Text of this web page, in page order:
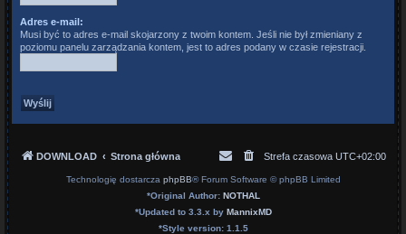
Adres e-mail:
Musi być to adres e-mail skojarzony z twoim kontem. Jeśli nie był zmieniany z
poziomu panelu zarządzania kontem, jest to adres podany w czasie rejestracji.
DOWNLOAD Strona główna Strefa czasowa UTC+02:00
Technologię dostarcza phpBB® Forum Software © phpBB Limited
*Original Author: NOTHAL
*Updated to 3.3.x by MannixMD
*Style version: 1.1.5